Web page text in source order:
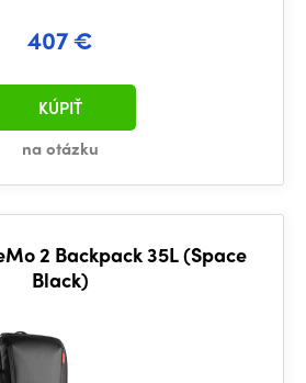
407 €
na otázku
KÚPIŤ
2 Backpack 35L (Space
Black)